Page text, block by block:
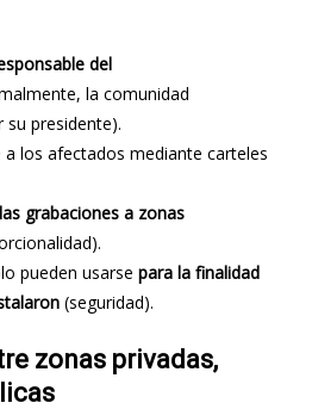
del
la comunidad
su presidente).
los afectados mediante carteles
grabaciones a zonas
pueden usarse para la finalidad
(seguridad).
zonas privadas,